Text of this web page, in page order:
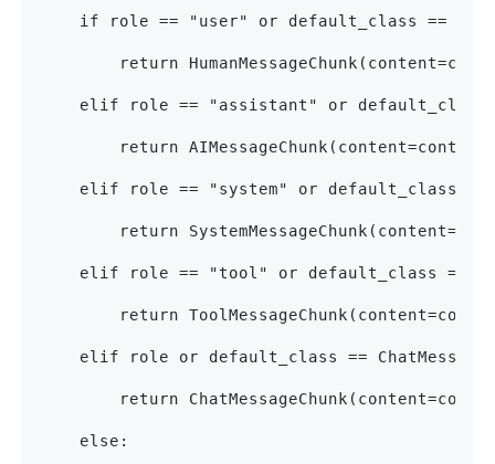
if role == "user" or default_class ==
return
elif role == "assistant" or default_class
return
elif role == "system" or default_class ==
return
elif role == "tool" or default_class ==
return
elif role or default_class ==
return
    else: